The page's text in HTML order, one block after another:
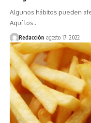
Algunos hábitos pueden
Aquí los…
Redacción agosto 17, 2022